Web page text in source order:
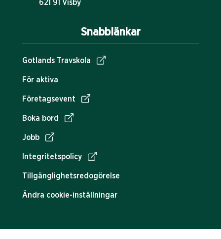
Snabblänkar
Gotlands Travskola
För aktiva
Företagsevent
Boka bord
Jobb
Integritetspolicy
Tillgänglighetsredogörelse
Ändra cookie-inställningar
621 91 Visby